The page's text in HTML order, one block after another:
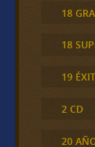
18
18
19
2 CD
20